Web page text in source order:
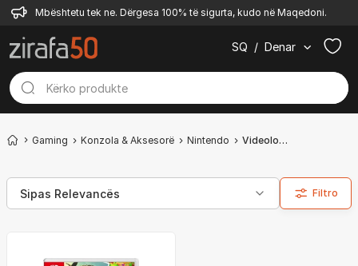
Mbështetu tek ne. Dërgesa 100% të sigurta, kudo në Maqedoni.
SQ / Denar
Gaming Konzola & Aksesorë Nintendo Videolojëra
Filtro